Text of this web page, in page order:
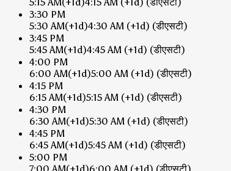
3:30 PM
5:30 AM(+1d)4:30 AM (+1d) (डीएसटी)
3:45 PM
5:45 AM(+1d)4:45 AM (+1d) (डीएसटी)
4:00 PM
6:00 AM(+1d)5:00 AM (+1d) (डीएसटी)
4:15 PM
6:15 AM(+1d)5:15 AM (+1d) (डीएसटी)
4:30 PM
6:30 AM(+1d)5:30 AM (+1d) (डीएसटी)
4:45 PM
6:45 AM(+1d)5:45 AM (+1d) (डीएसटी)
5:00 PM
7:00 AM(+1d)6:00 AM (+1d) (डीएसटी)